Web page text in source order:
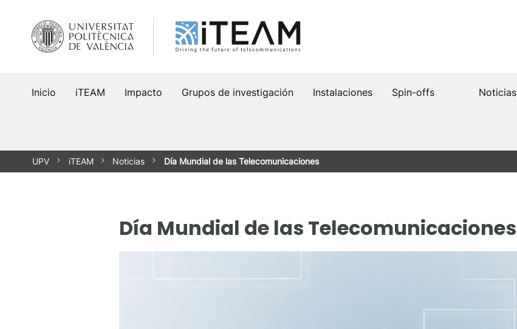
contenido
Inicio iTEAM Impacto Grupos de investigación Instalaciones Spin-offs Noticias
UPV iTEAM Noticias Día Mundial de las Telecomunicaciones
Día Mundial de las Telecomunicaciones